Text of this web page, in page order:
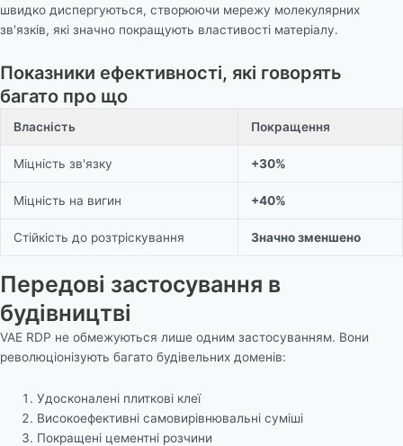
швидко диспергуються, створюючи мережу молекулярних
зв'язків, які значно покращують властивості матеріалу.
Показники ефективності, які говорять
багато про що
Власність Покращення
Міцність зв'язку +30%
Міцність на вигин +40%
Стійкість до розтріскування Значно зменшено
Передові застосування в
будівництві
VAE RDP не обмежуються лише одним застосуванням. Вони
революціонізують багато будівельних доменів:
Удосконалені плиткові клеї
Високоефективні самовирівнювальні суміші
Покращені цементні розчини